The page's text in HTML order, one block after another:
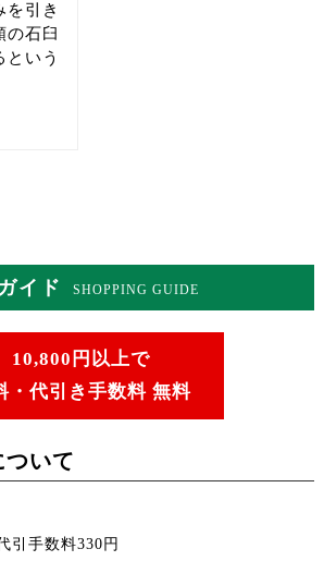
を引き
の石臼
という
イド SHOPPING GUIDE
10,800円以上で
・代引き手数料 無料
いて
引手数料330円